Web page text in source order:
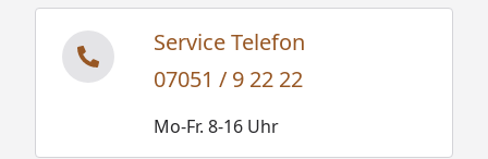
Service Telefon
07051 / 9 22 22
Mo-Fr. 8-16 Uhr